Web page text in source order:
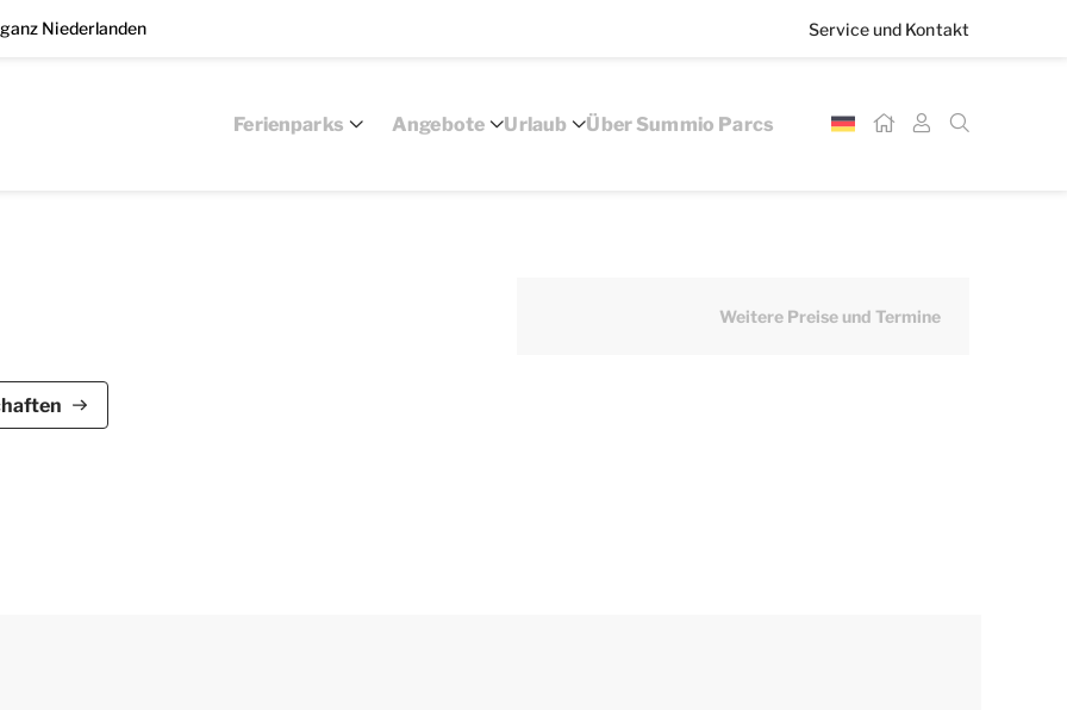
Niederlanden Service und Kontakt
Ferienparks Angebote Urlaub Über Summio Parcs
De Bloemert ist für bis zu 8 Personen
Wasser und verfügt über 4 Schlafzimmer und 2
CD- und DVD-Player und Radio ausgestattet.
Weitere Preise und Termine